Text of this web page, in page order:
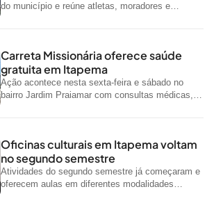
do município e reúne atletas, moradores e
Carreta Missionária oferece saúde
gratuita em Itapema
Ação acontece nesta sexta-feira e sábado no
bairro Jardim Praiamar com consultas médicas,
Oficinas culturais em Itapema voltam
no segundo semestre
Atividades do segundo semestre já começaram e
oferecem aulas em diferentes modalidades